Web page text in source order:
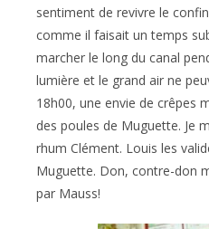
sentiment de revivre le
comme il faisait un temps
marcher le long du canal
lumière et le grand air ne
18h00, une envie de crêpes
des poules de Muguette. Je
rhum Clément. Louis les
Muguette. Don, contre-don
par Mauss!